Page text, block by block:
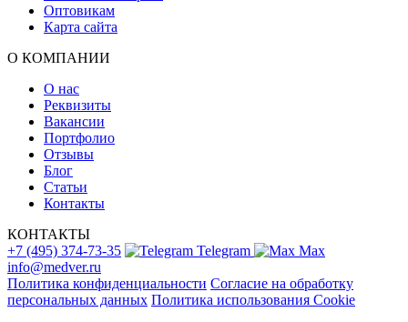
Оптовикам
Карта сайта
О КОМПАНИИ
О нас
Реквизиты
Вакансии
Портфолио
Отзывы
Блог
Статьи
Контакты
КОНТАКТЫ
+7 (495) 374-73-35
Telegram
Max
info@medver.ru
Политика конфиденциальности Согласие на обработку
персональных данных Политика использования Cookie